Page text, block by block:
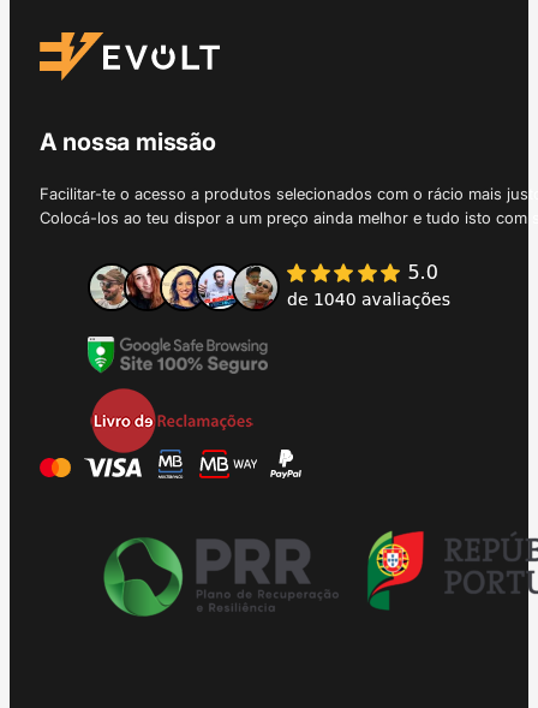
A nossa missão
Facilitar-te o acesso a produtos selecionados com o rácio mais
Colocá-los ao teu dispor a um preço ainda melhor e tudo isto